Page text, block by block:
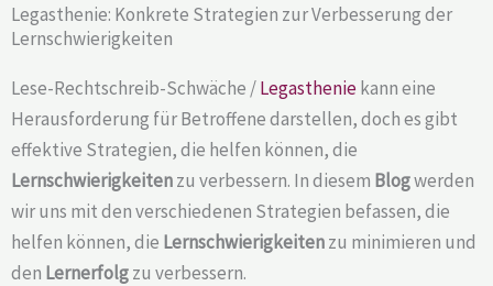
Legasthenie: Konkrete Strategien zur Verbesserung der
Lernschwierigkeiten
Lese-Rechtschreib-Schwäche /Legastheniekann eine
Herausforderung für Betroffene darstellen, doch es gibt
effektive Strategien, die helfen können, die
Lernschwierigkeitenzu verbessern. In diesem Blogwerden
wir uns mit den verschiedenen Strategien befassen, die
helfen können, die Lernschwierigkeitenzu minimieren und
den Lernerfolgzu verbessern.